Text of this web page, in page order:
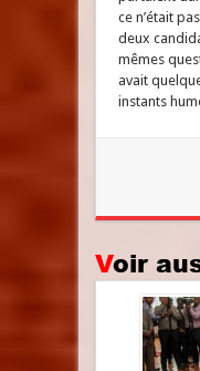
ce n’était
deux
mêmes
avait
instants
Voir